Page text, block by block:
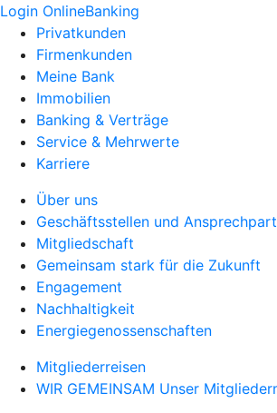
Login OnlineBanking
Privatkunden
Firmenkunden
Meine Bank
Immobilien
Banking & Verträge
Service & Mehrwerte
Karriere
Über uns
Geschäftsstellen und
Mitgliedschaft
Gemeinsam stark für die Zukunft
Engagement
Nachhaltigkeit
Energiegenossenschaften
Mitgliederreisen
WIR GEMEINSAM Unser